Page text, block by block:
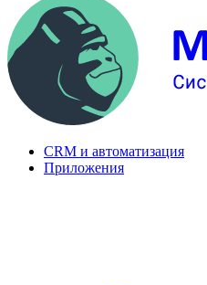
CRM и автоматизация
Приложения